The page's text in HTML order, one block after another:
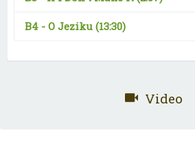
B4 - O Jeziku (13:30)
Video